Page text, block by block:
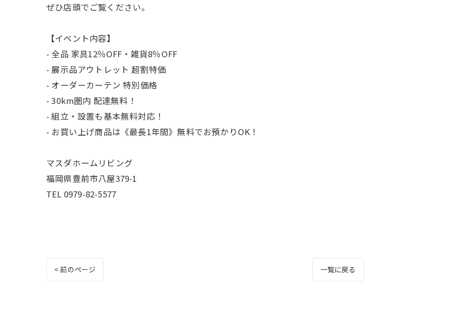
ぜひ店頭でご覧ください。
【イベント内容】
- 全品 家具12％OFF・雑貨8％OFF
- 展示品アウトレット 超割特価
- オーダーカーテン 特別価格
- 30km圏内 配達無料！
- 組立・設置も基本無料対応！
- お買い上げ商品は《最長1年間》無料でお預かりOK！
マスダホームリビング
福岡県豊前市八屋379-1
TEL 0979-82-5577
< 前のページ 一覧に戻る